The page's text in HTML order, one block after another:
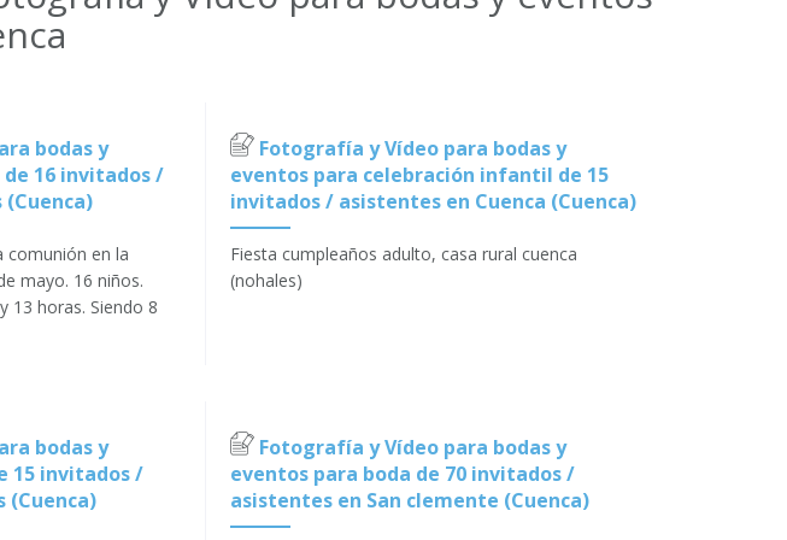
bodas y
16 invitados /
comunión en la
mayo. 16 niños.
13 horas. Siendo 8
Fotografía y Vídeo para bodas y
eventos para celebración infantil de 15
invitados / asistentes en Cuenca (Cuenca)
Fiesta cumpleaños adulto, casa rural cuenca
(nohales)
bodas y
15 invitados /
(Cuenca)
Fotografía y Vídeo para bodas y
eventos para boda de 70 invitados /
asistentes en San clemente (Cuenca)